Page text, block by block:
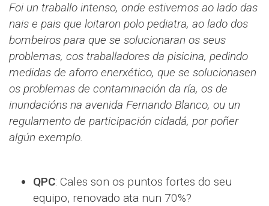
Foi un traballo intenso, onde estivemos ao lado das
nais e pais que loitaron polo pediatra, ao lado dos
bombeiros para que se solucionaran os seus
problemas, cos traballadores da pisicina, pedindo
medidas de aforro enerxético, que se solucionasen
os problemas de contaminación da ría, os de
inundacións na avenida Fernando Blanco, ou un
regulamento de participación cidadá, por poñer
algún exemplo.
QPC: Cales son os puntos fortes do seu
equipo, renovado ata nun 70%?